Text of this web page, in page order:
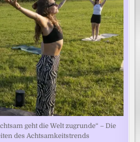
geht die Welt zugrunde“ – Die
des Achtsamkeitstrends